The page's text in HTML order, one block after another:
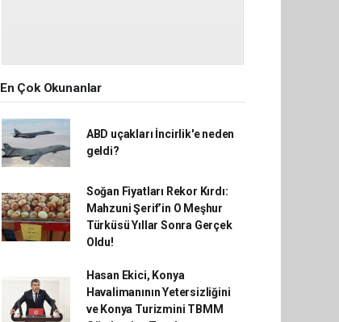
En Çok Okunanlar
ABD uçakları İncirlik'e neden
geldi?
Soğan Fiyatları Rekor Kırdı:
Mahzuni Şerif’in O Meşhur
Türküsü Yıllar Sonra Gerçek
Oldu!
Hasan Ekici, Konya
Havalimanının Yetersizliğini
ve Konya Turizmini TBMM